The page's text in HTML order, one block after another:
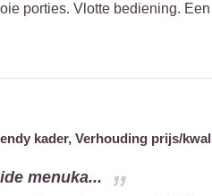
porties. Vlotte bediening. Een
kader, Verhouding prijs/
menuka...